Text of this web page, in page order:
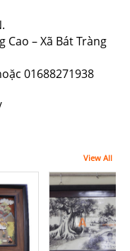
Cao – Xã Bát Tràng
01688271938
View All